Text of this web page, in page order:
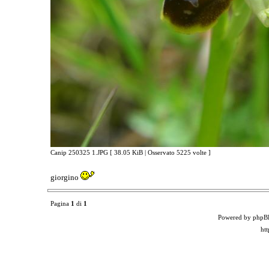
Canip 250325 1.JPG [ 38.05 KiB | Osservato 5225 volte ]
giorgino
Pagina 1 di 1
Powered by